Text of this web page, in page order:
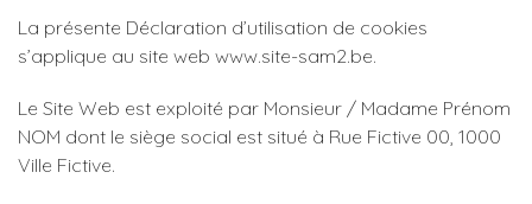
La présente Déclaration d’utilisation de cookies
s’applique au site web www.site-sam2.be.
Le Site Web est exploité par Monsieur / Madame Prénom
NOM dont le siège social est situé à Rue Fictive 00, 1000
Ville Fictive.